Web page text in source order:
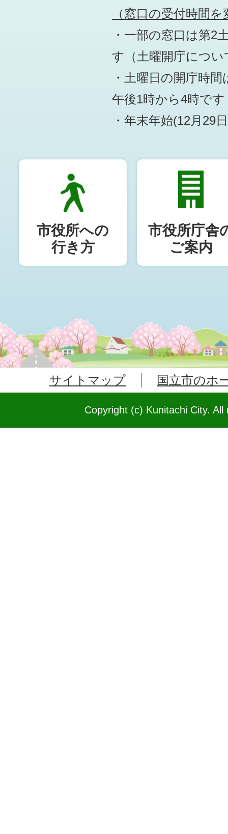
（窓口の受付時間
・一部の窓口は第2
す （土曜開庁につ
・土曜日の開庁時
午後1時から4時です
・年末年始(12月29
市役所への
行き方
市役所庁舎
ご案内
サイトマップ 国立市のホ
Copyright (c) Kunitachi City.